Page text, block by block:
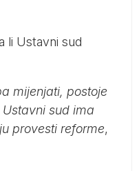
li Ustavni sud
mijenjati, postoje
sud ima
provesti reforme,